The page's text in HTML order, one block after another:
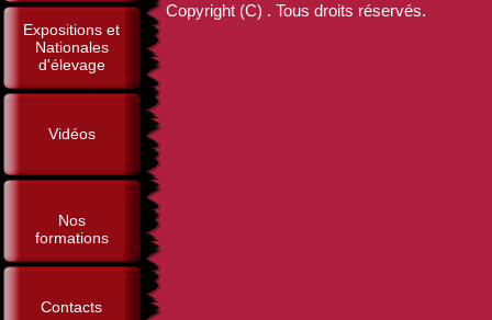
Expositions et
Nationales
d'élevage
Vidéos
Nos
formations
Contacts
Copyright (C) . Tous droits réservés.